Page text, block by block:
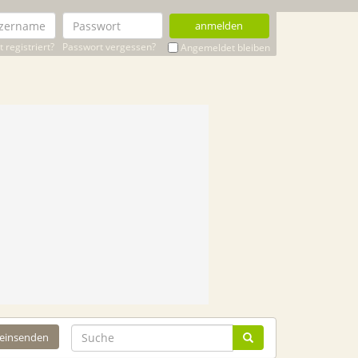
anmelden
registriert? Passwort vergessen? Angemeldet bleiben